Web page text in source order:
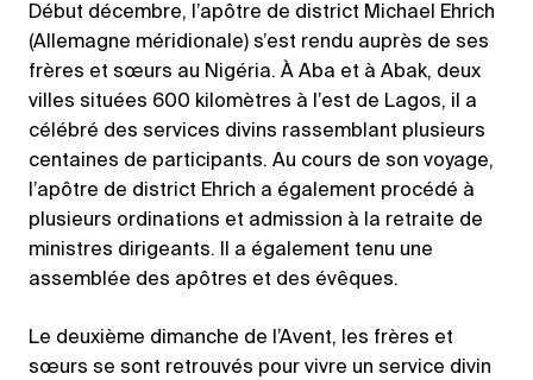
Début décembre, l’apôtre de district Michael Ehrich
(Allemagne méridionale) s’est rendu auprès de ses
frères et sœurs au Nigéria. À Aba et à Abak, deux
villes situées 600 kilomètres à l’est de Lagos, il a
célébré des services divins rassemblant plusieurs
centaines de participants. Au cours de son voyage,
l’apôtre de district Ehrich a également procédé à
plusieurs ordinations et admission à la retraite de
ministres dirigeants. Il a également tenu une
assemblée des apôtres et des évêques.
Le deuxième dimanche de l’Avent, les frères et
sœurs se sont retrouvés pour vivre un service divin